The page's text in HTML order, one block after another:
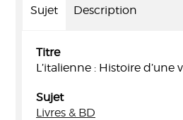
Sujet Description
Titre
L’italienne : Histoire d’une
Sujet
Livres & BD